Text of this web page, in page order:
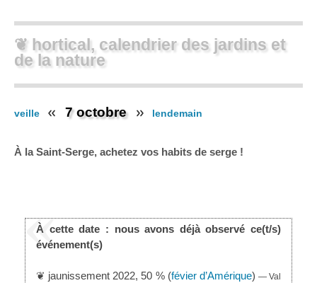
❦ hortical, calendrier des jardins et
de la nature
veille 7 octobre lendemain
À la Saint-Serge, achetez vos habits de serge !
À cette date : nous avons déjà observé ce(t/s)
événement(s)
❦ jaunissement 2022, 50 % (févier d’Amérique) — Val